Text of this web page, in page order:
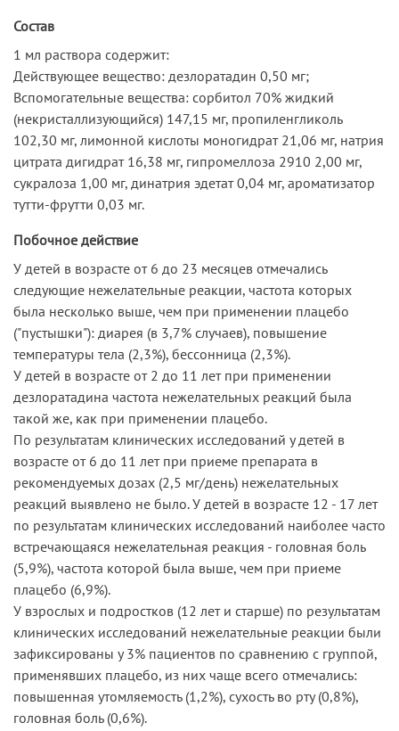
Состав
1 мл раствора содержит:
Действующее вещество: дезлоратадин 0,50 мг;
Вспомогательные вещества: cорбитол 70% жидкий
(некристаллизующийся) 147,15 мг, пропиленгликоль
102,30 мг, лимонной кислоты моногидрат 21,06 мг, натрия
цитрата дигидрат 16,38 мг, гипромеллоза 2910 2,00 мг,
сукралоза 1,00 мг, динатрия эдетат 0,04 мг, ароматизатор
тутти-фрутти 0,03 мг.
Побочное действие
У детей в возрасте от 6 до 23 месяцев отмечались
следующие нежелательные реакции, частота которых
была несколько выше, чем при применении плацебо
("пустышки"): диарея (в 3,7% случаев), повышение
температуры тела (2,3%), бессонница (2,3%).
У детей в возрасте от 2 до 11 лет при применении
дезлоратадина частота нежелательных реакций была
такой же, как при применении плацебо.
По результатам клинических исследований у детей в
возрасте от 6 до 11 лет при приеме препарата в
рекомендуемых дозах (2,5 мг/день) нежелательных
реакций выявлено не было. У детей в возрасте 12 - 17 лет
по результатам клинических исследований наиболее часто
встречающаяся нежелательная реакция - головная боль
(5,9%), частота которой была выше, чем при приеме
плацебо (6,9%).
У взрослых и подростков (12 лет и старше) по результатам
клинических исследований нежелательные реакции были
зафиксированы у 3% пациентов по сравнению с группой,
применявших плацебо, из них чаще всего отмечались:
повышенная утомляемость (1,2%), сухость во рту (0,8%),
головная боль (0,6%).